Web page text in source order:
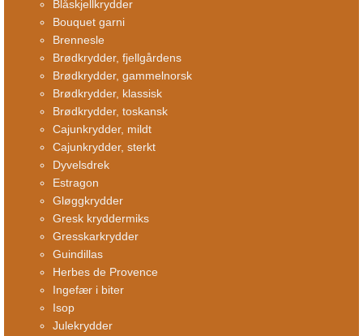
Blåskjellkrydder
Bouquet garni
Brennesle
Brødkrydder, fjellgårdens
Brødkrydder, gammelnorsk
Brødkrydder, klassisk
Brødkrydder, toskansk
Cajunkrydder, mildt
Cajunkrydder, sterkt
Dyvelsdrek
Estragon
Gløggkrydder
Gresk kryddermiks
Gresskarkrydder
Guindillas
Herbes de Provence
Ingefær i biter
Isop
Julekrydder